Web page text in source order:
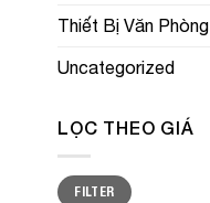
Thiết Bị Văn Phòng
Uncategorized
LỌC THEO GIÁ
Min
price
Max
priceFILTER